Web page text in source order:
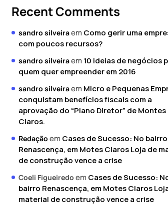
Recent Comments
sandro silveiraem Como gerir uma
com poucos recursos?
sandro silveiraem 10 ideias de negócios
quem quer empreender em 2016
sandro silveiraem Micro e Pequenas
conquistam benefícios fiscais com a
aprovação do “Plano Diretor” de Montes
Claros.
Redação em Cases de Sucesso: No bairro
Renascença, em Motes Claros Loja de
de construção vence a crise
Coeli Figueiredo em Cases de Sucesso:
bairro Renascença, em Motes Claros
material de construção vence a crise